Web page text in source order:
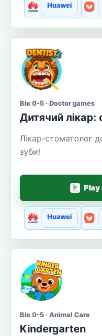
Huawei
Вік 0-5 · Doctor games
Дитячий лікар:
Лікар-стоматолог
зуби!
Play
Huawei
Вік 0-5 · Animal Care
Kindergarten